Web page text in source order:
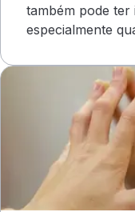
também pode ter
especialmente